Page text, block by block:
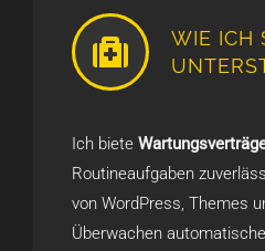
WIE ICH
Ich biete
Routineaufgaben
von WordPress, Themes
Überwachen